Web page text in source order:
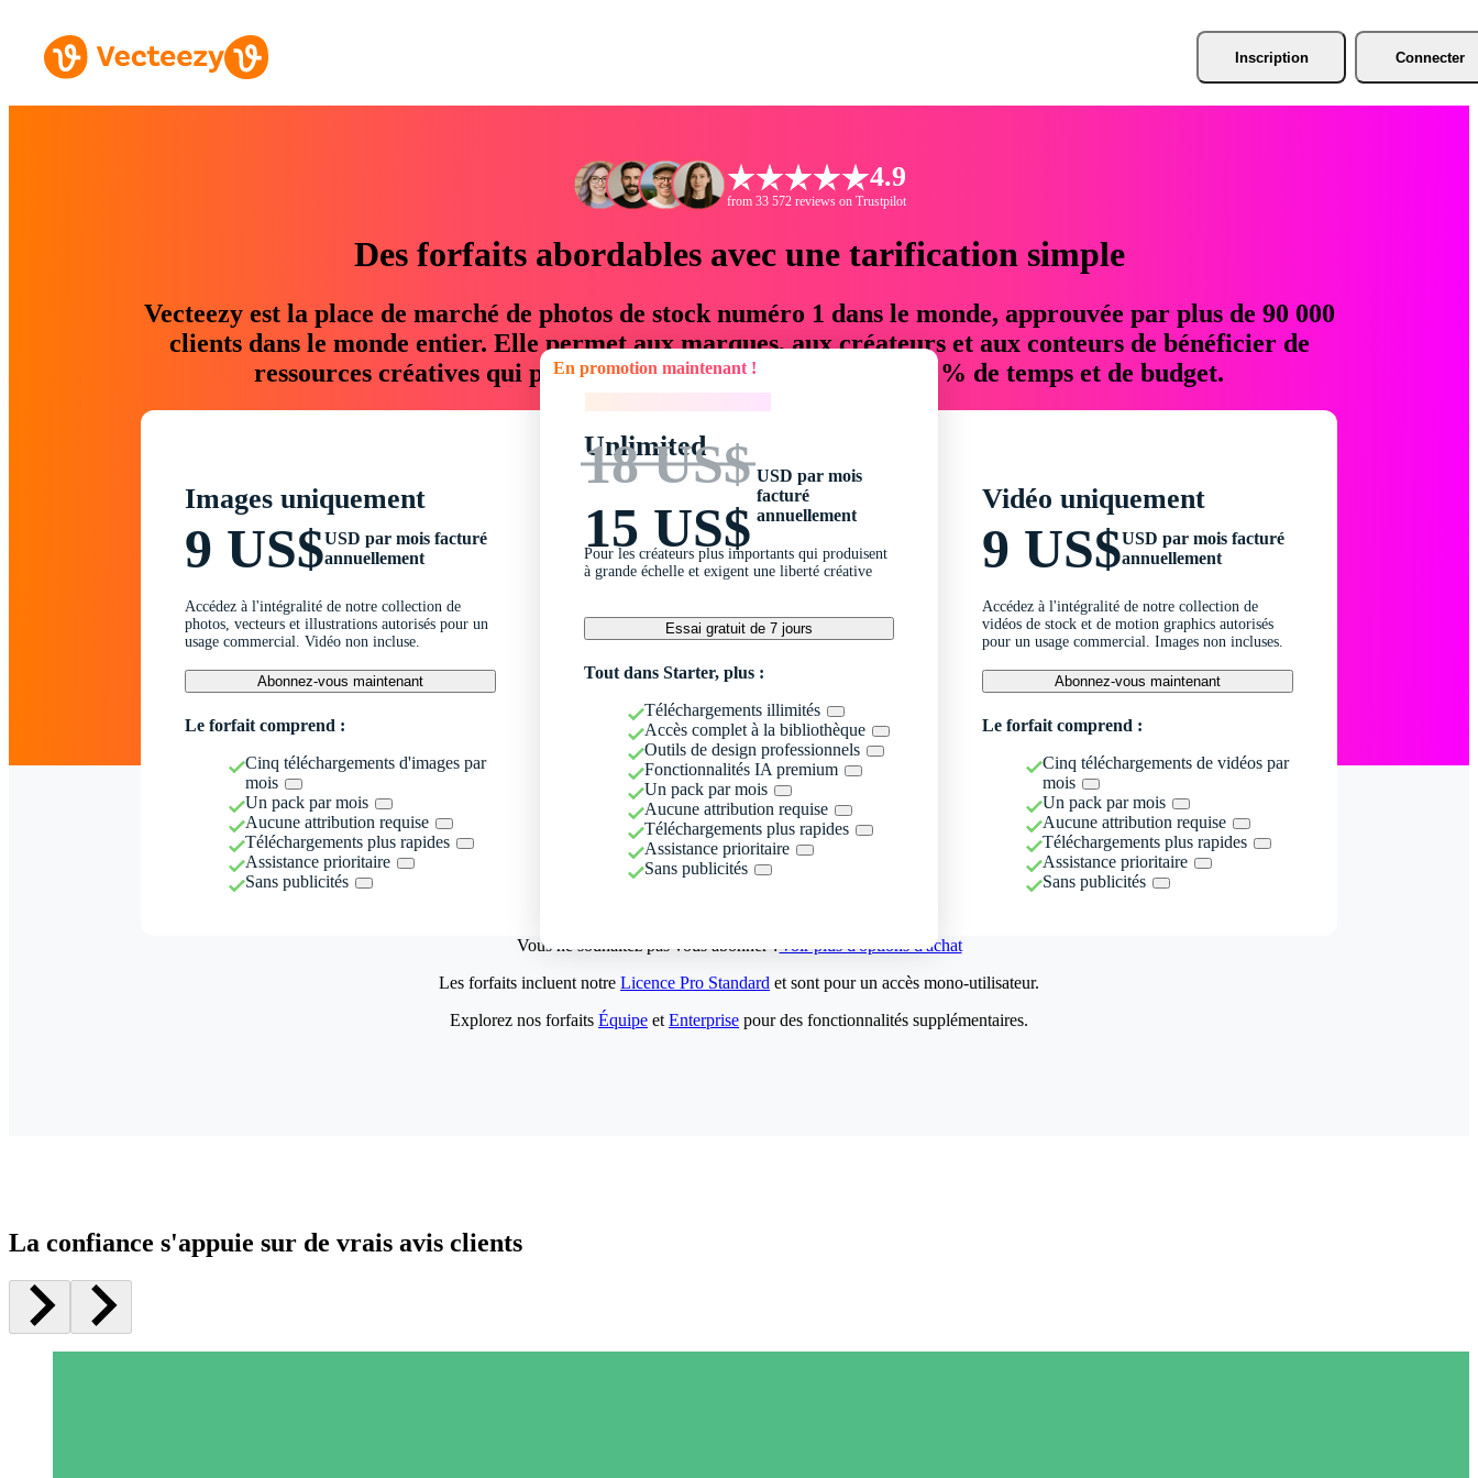
Inscription Connecter
4.9
from 33 572 reviews on Trustpilot
Des forfaits abordables avec une tarification simple
Vecteezy est la place de marché de photos de stock numéro 1 dans le monde, approuvée par plus de 90 000
clients dans le monde entier. Elle permet aux marques, aux créateurs et aux conteurs de bénéficier de
ressources créatives qui permettent d'économiser jusqu'à 76 % de temps et de budget.
Images uniquement
9 US$USD par mois facturé
annuellement
Accédez à l'intégralité de notre collection de
photos, vecteurs et illustrations autorisés pour un
usage commercial. Vidéo non incluse.
Abonnez-vous maintenant
Le forfait comprend :
Cinq téléchargements d'images par
mois
Un pack par mois
Aucune attribution requise
Téléchargements plus rapides
Assistance prioritaire
Sans publicités
En promotion maintenant !
Unlimited
18 US$
15 US$
USD par mois
facturé
annuellement
Pour les créateurs plus importants qui produisent
à grande échelle et exigent une liberté créative
Essai gratuit de 7 jours
Tout dans Starter, plus :
Téléchargements illimités
Accès complet à la bibliothèque
Outils de design professionnels
Fonctionnalités IA premium
Un pack par mois
Aucune attribution requise
Téléchargements plus rapides
Assistance prioritaire
Sans publicités
Vidéo uniquement
9 US$USD par mois facturé
annuellement
Accédez à l'intégralité de notre collection de
vidéos de stock et de motion graphics autorisés
pour un usage commercial. Images non incluses.
Abonnez-vous maintenant
Le forfait comprend :
Cinq téléchargements de vidéos par
mois
Un pack par mois
Aucune attribution requise
Téléchargements plus rapides
Assistance prioritaire
Sans publicités
Vous ne souhaitez pas vous abonner ?Voir plus d'options d'achat
Les forfaits incluent notre Licence Pro Standard et sont pour un accès mono-utilisateur.
Explorez nos forfaits Équipe et Enterprise pour des fonctionnalités supplémentaires.
La confiance s'appuie sur de vrais avis clients